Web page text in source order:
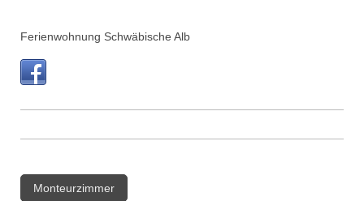
Ferienwohnung Schwäbische Alb
Monteurzimmer